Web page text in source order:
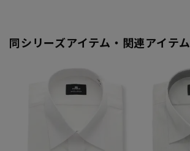
同シリーズアイテム・関連アイテム